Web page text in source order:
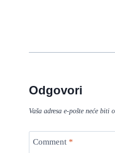
Odgovori
Vaša adresa e-pošte neće biti
Comment *